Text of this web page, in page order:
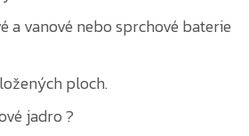
a vanové nebo sprchové baterie
ploch.
jadro ?